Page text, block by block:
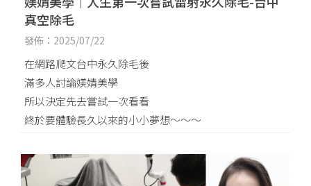
真空除毛
發佈：2025/07/22
在網路爬文台中永久除毛後
滿多人討論媄婧美學
所以決定先去嘗試一次看看
終於要體驗長久以來的小小夢想～～～